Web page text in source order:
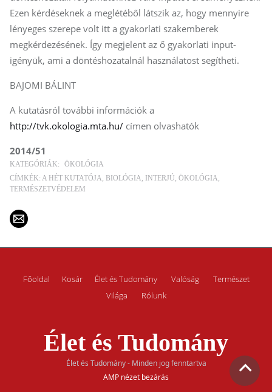
Ezen kérdéseknek a meglétéből látszik az, hogy mennyire
lényeges szerepe volt itt a gyakorlati szakemberek
megkérdezésének. Így megjelent az ő gyakorlati input-
igényük, ami a döntéshozatalnál használatost segítheti.
BAJOMI BÁLINT
A kutatásról további információk a
http://tvk.okologia.mta.hu/ címen olvashatók
2014/51
KATEGÓRIÁK:
ÖKOLÓGIA
CÍMKÉK: A HÉT KUTATÓJA BIOLÓGIA INTERJÚ ÖKOLÓGIA
TERMÉSZETVÉDELEM
Főoldal Kosár Élet és Tudomány Valóság
Természet
Világa
Rólunk
Élet és Tudomány
Élet és Tudomány - Minden jog fenntartva
AMP nézet bezárás